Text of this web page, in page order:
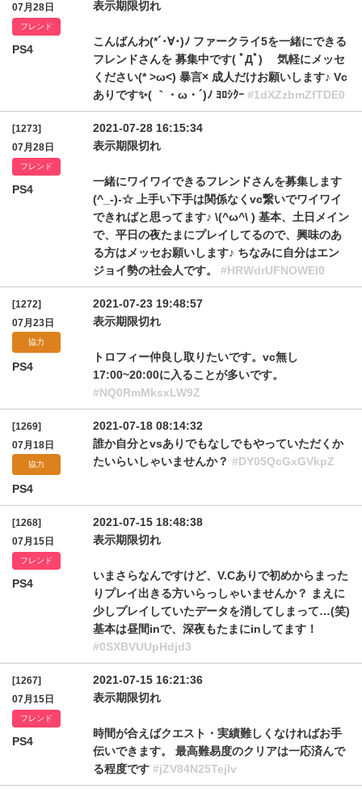
07月28日
フレンド
PS4
表示期限切れ
こんばんわ(*´･∀･)ﾉ ファークライ5を一緒にできる
フレンドさんを 募集中です( ﾟДﾟ)ゞ 気軽にメッセ
ください(* >ω<) 暴言× 成人だけお願いします♪ Vc
ありです✨( ｀・ω・´)ﾉ ﾖﾛｼｸｰ #1dXZzbmZfTDE0
[1273]
07月28日
フレンド
PS4
2021-07-28 16:15:34
表示期限切れ
一緒にワイワイできるフレンドさんを募集します
(^_-)-☆ 上手い下手は関係なくvc繋いでワイワイ
できればと思ってます♪ \(^ω^\ ) 基本、土日メイン
で、平日の夜たまにプレイしてるので、興味のあ
る方はメッセお願いします♪ ちなみに自分はエン
ジョイ勢の社会人です。 #HRWdrUFNOWEI0
[1272]
07月23日
協力
PS4
2021-07-23 19:48:57
表示期限切れ
トロフィー仲良し取りたいです。vc無し
17:00~20:00に入ることが多いです。
#NQ0RmMksxLW9Z
[1269]
07月18日
協力
PS4
2021-07-18 08:14:32
誰か自分とvsありでもなしでもやっていただくか
たいらいしゃいませんか？ #DY05QcGxGVkpZ
[1268]
07月15日
フレンド
PS4
2021-07-15 18:48:38
表示期限切れ
いまさらなんですけど、V.Cありで初めからまった
りプレイ出きる方いらっしゃいませんか？ まえに
少しプレイしていたデータを消してしまって…(笑)
基本は昼間inで、深夜もたまにinしてます！
#0SXBVUUpHdjd3
[1267]
07月15日
フレンド
PS4
2021-07-15 16:21:36
表示期限切れ
時間が合えばクエスト・実績難しくなければお手
伝いできます。 最高難易度のクリアは一応済んで
る程度です #jZV84N25Tejlv